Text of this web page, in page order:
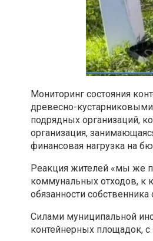
Мониторинг состояния
древесно-
подрядных организаций,
организация,
финансовая нагрузка на
Реакция жителей «мы же
коммунальных отходов, к
обязанности собственника
Силами муниципальной
контейнерных площадок,